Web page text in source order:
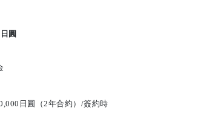
日圓
日圓（2年合約）/簽約時